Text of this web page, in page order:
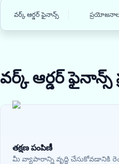
వర్క్ ఆర్డర్ ఫైనాన్స్
వర్క్ ఆర్డర్ ఫైనాన్స్
తక్షణ పంపిణీ
మీ వ్యాపారాన్ని వృద్ధి చేసుకోవడానికి